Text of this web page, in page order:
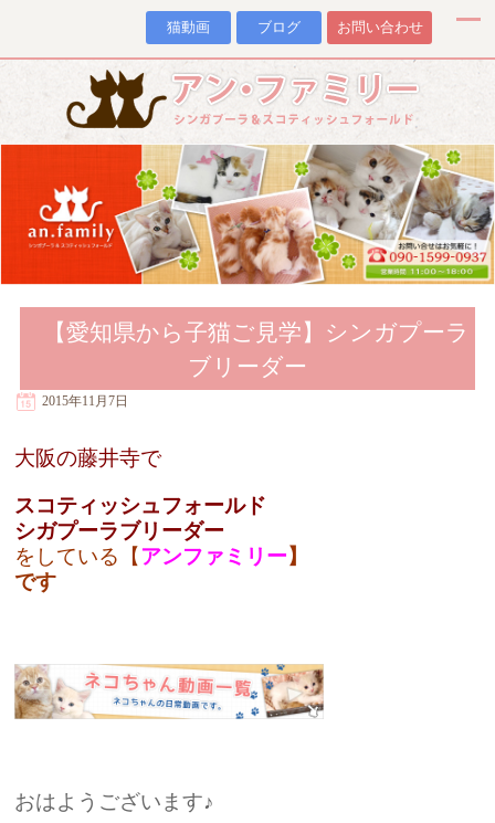
猫動画 ブログ お問い合わせ
【愛知県から子猫ご見学】シンガプーラ
ブリーダー
2015年11月7日
大阪の藤井寺で
スコティッシュフォールド
シガプーラブリーダー
をしている【アンファミリ ー】
です
おはようございます♪